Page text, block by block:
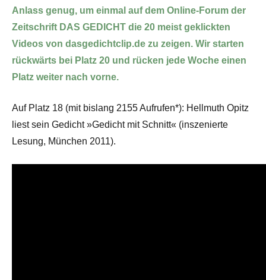
Anlass genug, um einmal auf dem Online-Forum der
Zeitschrift DAS GEDICHT die 20 meist geklickten
Videos von dasgedichtclip.de zu zeigen. Wir starten
rückwärts bei Platz 20 und rücken jede Woche einen
Platz weiter nach vorne.
Auf Platz 18 (mit bislang 2155 Aufrufen*): Hellmuth Opitz
liest sein Gedicht »Gedicht mit Schnitt« (inszenierte
Lesung, München 2011).